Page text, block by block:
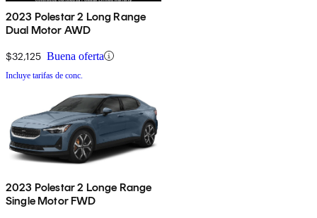
2023 Polestar 2 Long Range
Dual Motor AWD
$32,125 Buena oferta
Incluye tarifas de conc.
2023 Polestar 2 Longe Range
Single Motor FWD